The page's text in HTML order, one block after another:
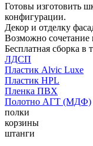
Готовы изготовить
конфигурации.
Декор и отделку
Возможно сочетание
Бесплатная сборка в
ЛДСП
Пластик Alvic Luxe
Пластик HPL
Пленка ПВХ
Полотно АГТ (МДФ)
полки
корзины
штанги